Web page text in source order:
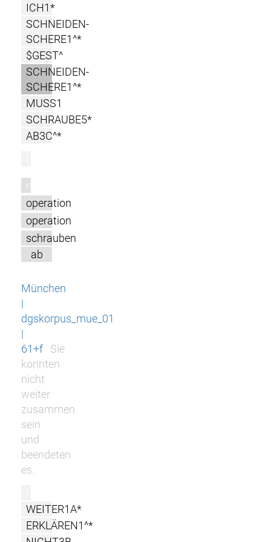
ICH1*
SCHNEIDEN-
SCHERE1^*
$GEST^
SCHNEIDEN-
SCHERE1^*
MUSS1
SCHRAUBE5*
AB3C^*
m
operation
operation
schrauben
ab
München
|
dgskorpus_mue_01
|
61+f
Sie
konnten
nicht
weiter
zusammen
sein
und
beendeten
es.
WEITER1A*
ERKLÄREN1^*